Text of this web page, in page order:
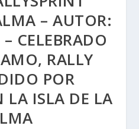
– AUTOR:
CELEBRADO
RALLY
POR
LA ISLA DE LA